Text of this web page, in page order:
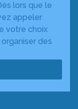
lors que le
appeler
votre choix
des